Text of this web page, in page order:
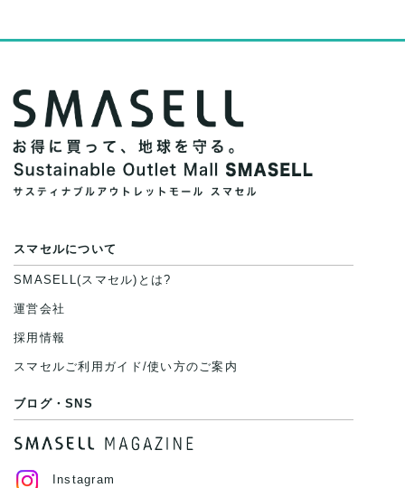
スマセルについて
SMASELL(スマセル)とは?
運営会社
採用情報
スマセルご利用ガイド/使い方のご案内
ブログ・SNS
Instagram